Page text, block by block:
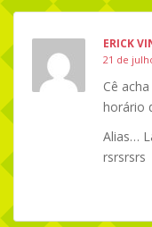
ERICK
21 de
Cê
horário
Alias…
rsrsrsrs